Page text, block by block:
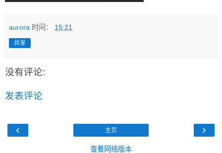
aurora 时间： 15:21
共享
没有评论:
发表评论
‹ ›
主页
查看网络版本